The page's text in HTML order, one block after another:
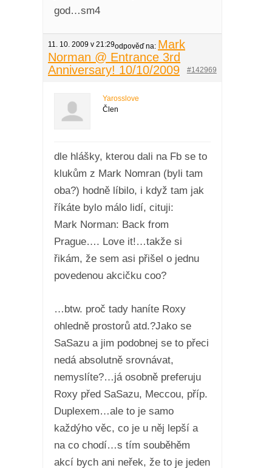
god…sm4
11. 10. 2009 v 21:29odpověď na: Mark
Norman @ Entrance 3rd
Anniversary! 10/10/2009
#142969
Yarosslove
Člen
dle hlášky, kterou dali na Fb se to
klukům z Mark Nomran (byli tam
oba?) hodně líbilo, i když tam jak
říkáte bylo málo lidí, cituji:
Mark Norman: Back from
Prague…. Love it!…takže si
řikám, že sem asi přišel o jednu
povedenou akcičku coo?
…btw. proč tady haníte Roxy
ohledně prostorů atd.?Jako se
SaSazu a jim podobnej se to přeci
nedá absolutně srovnávat,
nemyslíte?…já osobně preferuju
Roxy před SaSazu, Meccou, příp.
Duplexem…ale to je samo
každýho věc, co je u něj lepší a
na co chodí…s tím souběhěm
akcí bych ani neřek, že to je jeden